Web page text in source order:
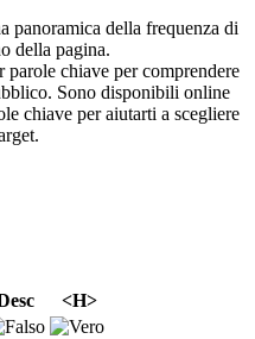
panoramica della frequenza di
della pagina.
parole chiave per comprendere
Sono disponibili online
chiave per aiutarti a scegliere
<H>